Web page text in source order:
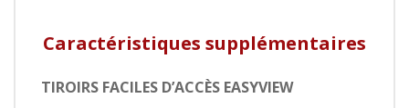
Caractéristiques supplémentaires
TIROIRS FACILES D’ACCÈS EASYVIEW